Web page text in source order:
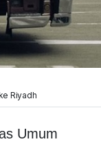
Riyadh
Umum